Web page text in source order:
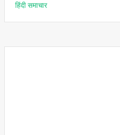
हिंदी समाचार